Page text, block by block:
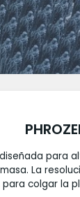
La
colgar la